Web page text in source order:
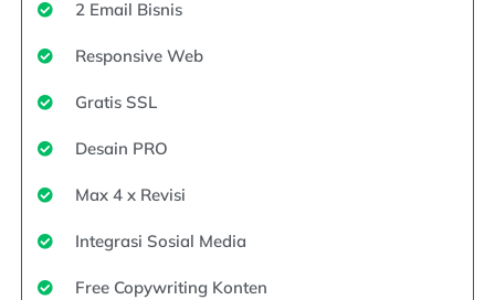
2 Email Bisnis
Responsive Web
Gratis SSL
Desain PRO
Max 4 x Revisi
Integrasi Sosial Media
Free Copywriting Konten